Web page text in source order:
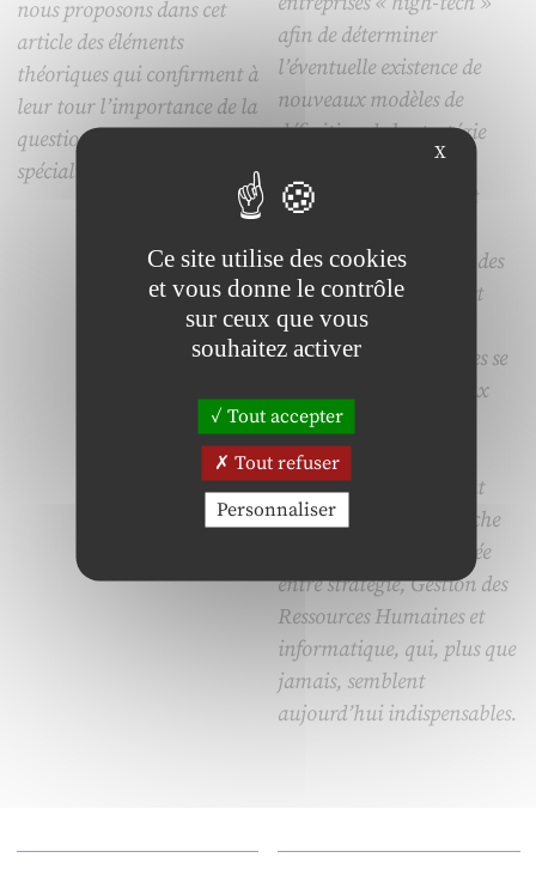
nous proposons dans cet
article des éléments
théoriques qui confirment à
leur tour l’importance de la
question du pouvoir des
spécialistes en RH.
afin de déterminer
l’éventuelle existence de
nouveaux modèles de
définition de la stratégie
tenant compte des
spécificités humaines et
entreprises. Enfin, une des
questions essentielles est
bien : comment les
entreprises peuvent-elles se
préparer à ces nouveaux
défis ? Déjà posée sous
l’angle des systèmes
d’information, elle peut
s’enrichir d’une recherche
et d’une réflexion croisée
entre stratégie, Gestion des
Ressources Humaines et
informatique, qui, plus que
jamais, semblent
aujourd’hui indispensables.
X
Ce site utilise des cookies
et vous donne le contrôle
sur ceux que vous
souhaitez activer
Tout accepter
Tout refuser
Personnaliser